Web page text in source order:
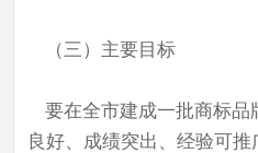
（三）主要目标
要在全市建成一批商标品
良好、成绩突出、经验可